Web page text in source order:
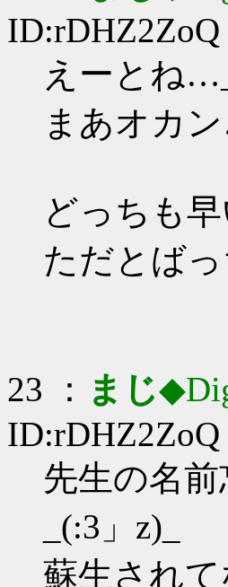
ID:rDHZ2ZoQ
えーとね
まあオカ
どっちも
ただとば
23 ： まじ
ID:rDHZ2ZoQ
先生の名
_(:3」z)_
蘇生され